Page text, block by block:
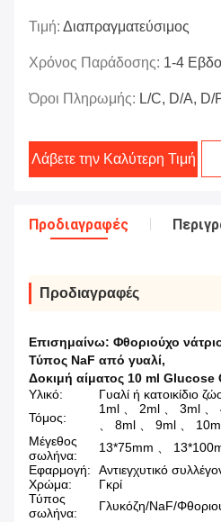
Τιμή: Διαπραγματεύσιμος
Χρόνος Παράδοσης: 1-4
Όροι Πληρωμής: L/C, D/A, D/
Λάβετε την Καλύτερη Τιμή
Προδιαγραφές
Προδιαγραφές
Επισημαίνω: Φθοριούχο
Τύπος NaF από γυαλί,
Δοκιμή αίματος 10 ml Glucose
Υλικό:
Γυαλί ή κατοικίδιο
Τόμος:
1ml 、 2ml 、 3ml
、 8ml 、 9ml 、
Μέγεθος
σωλήνα:
13*75mm 、
Εφαρμογή:
Αντιεγχυτικό
Χρώμα:
Γκρί
Τύπος
σωλήνα:
Γλυκόζη/NaF/